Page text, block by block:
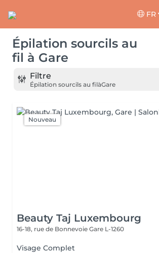
FR
Épilation sourcils au
fil à Gare
Filtre
Épilation sourcils au filàGare
Nouveau
Beauty Taj Luxembourg
16-18, rue de Bonnevoie Gare L-1260
Visage Complet